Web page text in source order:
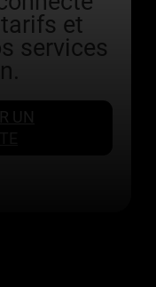
et
services
UN